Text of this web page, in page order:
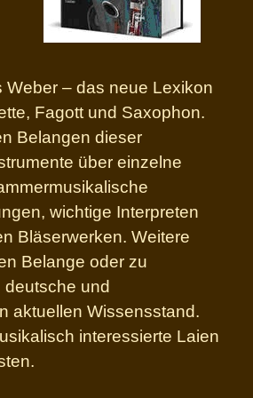
Weber – das neue Lexikon
Fagott und Saxophon.
Belangen dieser
über einzelne
wichtige Interpreten
Bläserwerken. Weitere
Belange oder zu
und
aktuellen Wissensstand.
interessierte Laien